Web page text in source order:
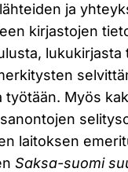
ja
kirjastojen
lukukirjasta
Myös
laitoksen
Saksa-suomi